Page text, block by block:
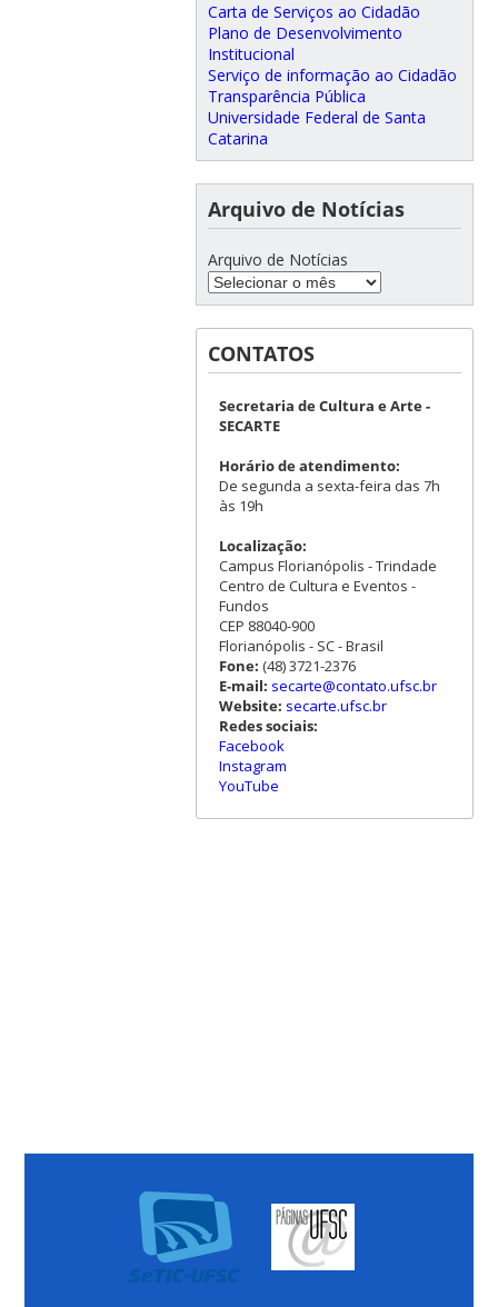
Carta de Serviços ao Cidadão
Plano de Desenvolvimento
Institucional
Serviço de informação ao Cidadão
Transparência Pública
Universidade Federal de Santa
Catarina
Arquivo de Notícias
Arquivo de Notícias
CONTATOS
Secretaria de Cultura e Arte -
SECARTE
Horário de atendimento:
De segunda a sexta-feira das 7h
às 19h
Localização:
Campus Florianópolis - Trindade
Centro de Cultura e Eventos -
Fundos
CEP 88040-900
Florianópolis - SC - Brasil
Fone: (48) 3721-2376
E-mail: secarte@contato.ufsc.br
Website: secarte.ufsc.br
Redes sociais:
Facebook
Instagram
YouTube